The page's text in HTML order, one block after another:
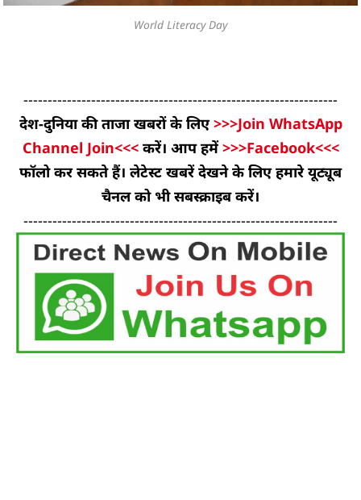
World Literacy Day
-----------------------------------------------------------------
देश-दुनिया की ताजा खबरों के लिए>>>Join WhatsApp
Channel Join<<< करें। आप हमें>>>Facebook<<<
फॉलो कर सकते हैं। लेटेस्ट खबरें देखने के लिए हमारे यूट्यूब
चैनल को भी सबस्क्राइब करें।
-----------------------------------------------------------------